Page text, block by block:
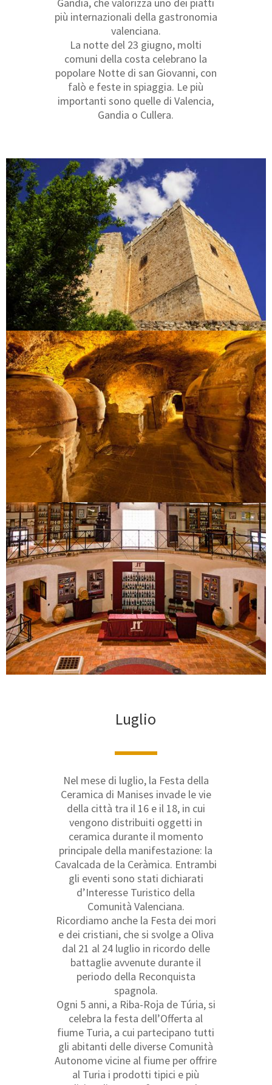
più internazionali della gastronomia
valenciana.
La notte del 23 giugno, molti
comuni della costa celebrano la
popolare Notte di san Giovanni, con
falò e feste in spiaggia. Le più
importanti sono quelle di Valencia,
Gandia o Cullera.
Luglio
Nel mese di luglio, la Festa della
Ceramica di Manises invade le vie
della città tra il 16 e il 18, in cui
vengono distribuiti oggetti in
ceramica durante il momento
principale della manifestazione: la
Cavalcada de la Ceràmica. Entrambi
gli eventi sono stati dichiarati
d’Interesse Turistico della
Comunità Valenciana.
Ricordiamo anche la Festa dei mori
e dei cristiani, che si svolge a Oliva
dal 21 al 24 luglio in ricordo delle
battaglie avvenute durante il
periodo della Reconquista
spagnola.
Ogni 5 anni, a Riba-Roja de Túria, si
celebra la festa dell’Offerta al
fiume Turia, a cui partecipano tutti
gli abitanti delle diverse Comunità
Autonome vicine al fiume per offrire
al Turia i prodotti tipici e più